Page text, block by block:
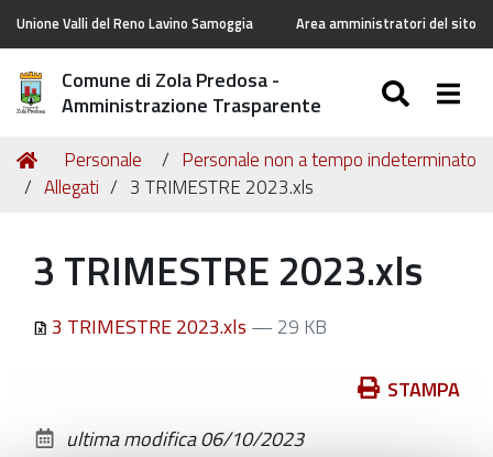
Unione Valli del Reno Lavino Samoggia Area amministratori del sito
Comune di Zola Predosa -
Amministrazione Trasparente
Tu
sei
Home
Personale
Personale non a tempo indeterminato
Allegati
3 TRIMESTRE 2023.xls
3 TRIMESTRE 2023.xls
3 TRIMESTRE 2023.xls — 29 KB
documento
STAMPA
ultima modifica06/10/2023